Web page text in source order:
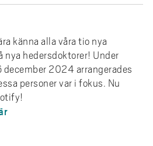
känna alla våra tio nya
nya hedersdoktorer! Under
2024 arrangerades
personer var i fokus. Nu